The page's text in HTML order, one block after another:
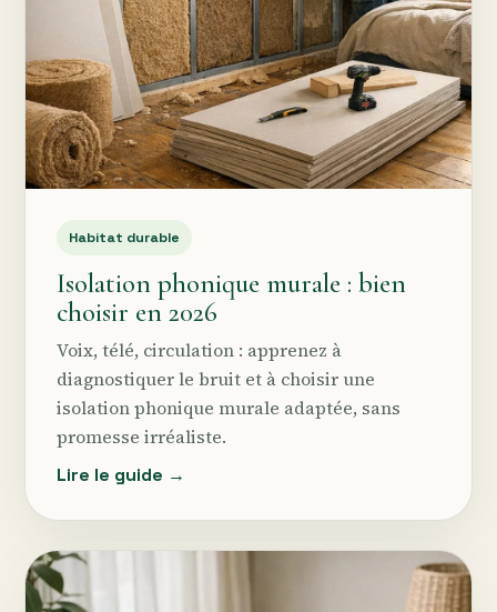
Habitat durable
Isolation phonique murale : bien
choisir en 2026
Voix, télé, circulation : apprenez à
diagnostiquer le bruit et à choisir une
isolation phonique murale adaptée, sans
promesse irréaliste.
Lire le guide →